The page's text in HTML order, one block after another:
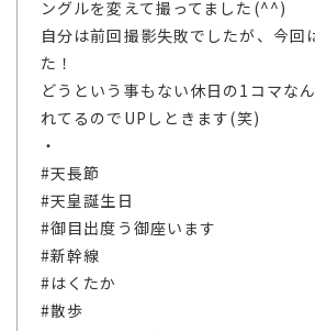
ングルを変えて撮ってました(^^)
自分は前回撮影失敗でしたが、今回
た！
どうという事もない休日の1コマな
れてるのでUPしときます(笑)
・
#天長節
#天皇誕生日
#御目出度う御座います
#新幹線
#はくたか
#散歩